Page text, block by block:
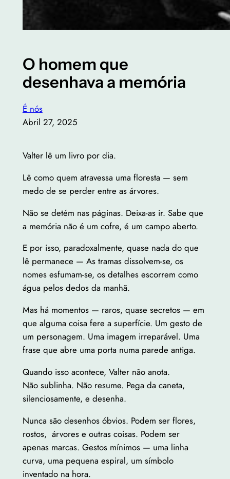
O homem que
desenhava a memória
É nós
Abril 27, 2025
Valter lê um livro por dia.
Lê como quem atravessa uma floresta — sem
medo de se perder entre as árvores.
Não se detém nas páginas. Deixa-as ir. Sabe que
a memória não é um cofre, é um campo aberto.
E por isso, paradoxalmente, quase nada do que
lê permanece — As tramas dissolvem-se, os
nomes esfumam-se, os detalhes escorrem como
água pelos dedos da manhã.
Mas há momentos — raros, quase secretos — em
que alguma coisa fere a superfície. Um gesto de
um personagem. Uma imagem irreparável. Uma
frase que abre uma porta numa parede antiga.
Quando isso acontece, Valter não anota.
Não sublinha. Não resume. Pega da caneta,
silenciosamente, e desenha.
Nunca são desenhos óbvios. Podem ser flores,
rostos, árvores e outras coisas. Podem ser
apenas marcas. Gestos mínimos — uma linha
curva, uma pequena espiral, um símbolo
inventado na hora.